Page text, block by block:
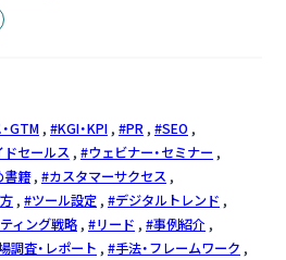
GTM KGI・KPI PR
SEO
ドセールス
ウェビナー・セミナー
書籍
カスタマーサクセス
ツール設定
デジタルトレンド
ィング戦略 リード
事例紹介
調査・レポート
手法・フレームワーク